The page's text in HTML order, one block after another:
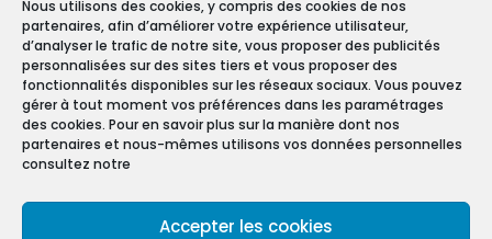
Nous utilisons des cookies, y compris des cookies de nos
partenaires, afin d’améliorer votre expérience utilisateur,
d’analyser le trafic de notre site, vous proposer des publicités
personnalisées sur des sites tiers et vous proposer des
fonctionnalités disponibles sur les réseaux sociaux. Vous pouvez
gérer à tout moment vos préférences dans les paramétrages
des cookies. Pour en savoir plus sur la manière dont nos
partenaires et nous-mêmes utilisons vos données personnelles
consultez notre
Accepter les cookies
Carrez, les diagnostics immobiliers sont devenus
obligatoires pour toute transaction immobilière.
En effet, que vous vendiez ou louiez une maison
ou un appartement, vous devez constituer un
Dossier de Diagnostic Technique (DDT).
Mentions légales